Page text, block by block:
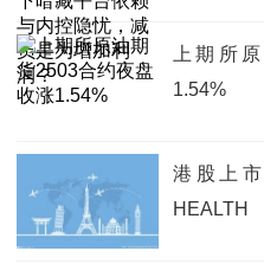
上期所
1.54%
港股上
HEALTH